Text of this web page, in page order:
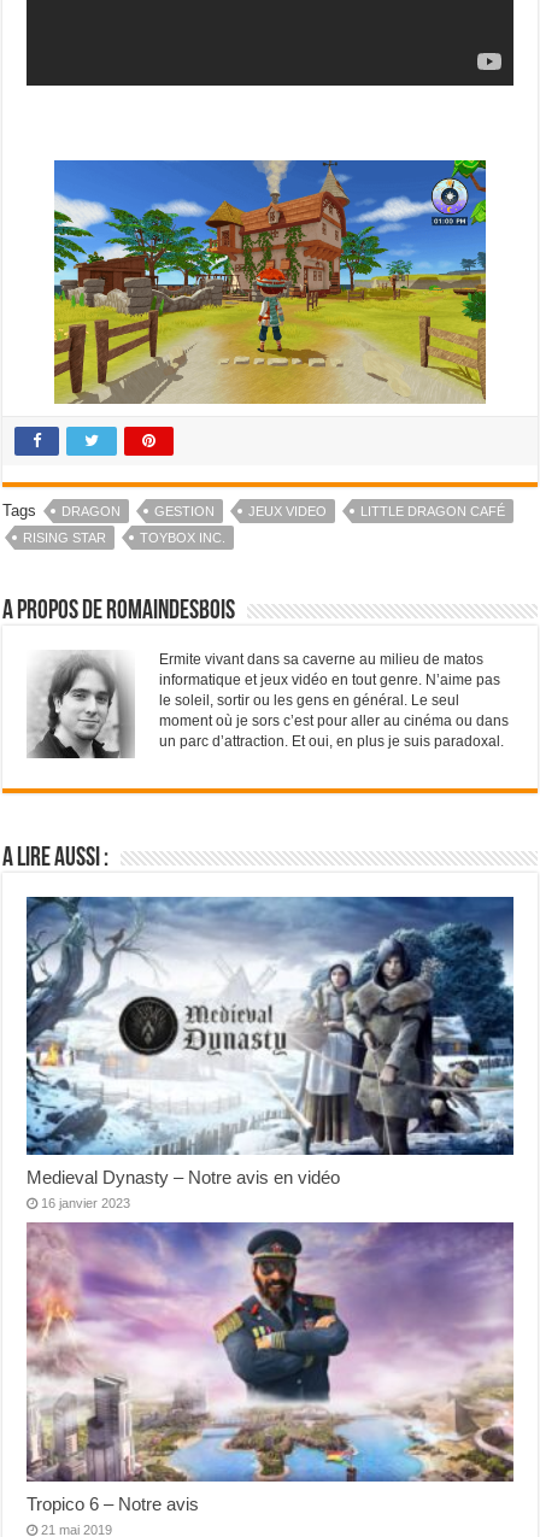
Tags DRAGON GESTION JEUX VIDEO
LITTLE DRAGON CAFÉ
RISING STAR
TOYBOX INC.
A propos de RomainDesBois
Ermite vivant dans sa caverne au milieu de matos
informatique et jeux vidéo en tout genre. N’aime pas
le soleil, sortir ou les gens en général. Le seul
moment où je sors c’est pour aller au cinéma ou dans
un parc d’attraction. Et oui, en plus je suis paradoxal.
A lire aussi :
Medieval Dynasty – Notre avis en vidéo
16 janvier 2023
Tropico 6 – Notre avis
21 mai 2019